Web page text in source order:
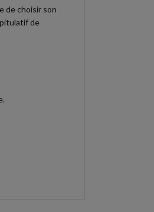
de choisir son
de